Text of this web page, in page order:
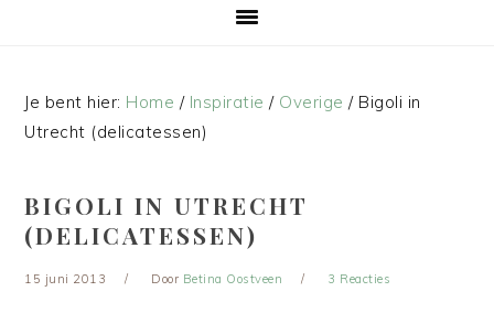
Je bent hier: Home / Inspiratie / Overige /Bigoli in
Utrecht (delicatessen)
BIGOLI IN UTRECHT
(DELICATESSEN)
15 juni 2013 Door Betina Oostveen 3 Reacties